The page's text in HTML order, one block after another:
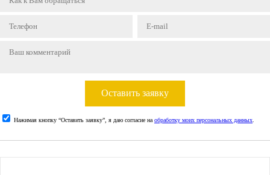
Оставить заявку
Нажимая кнопку “Оставить заявку”, я даю согласие на обработку моих персональных данных